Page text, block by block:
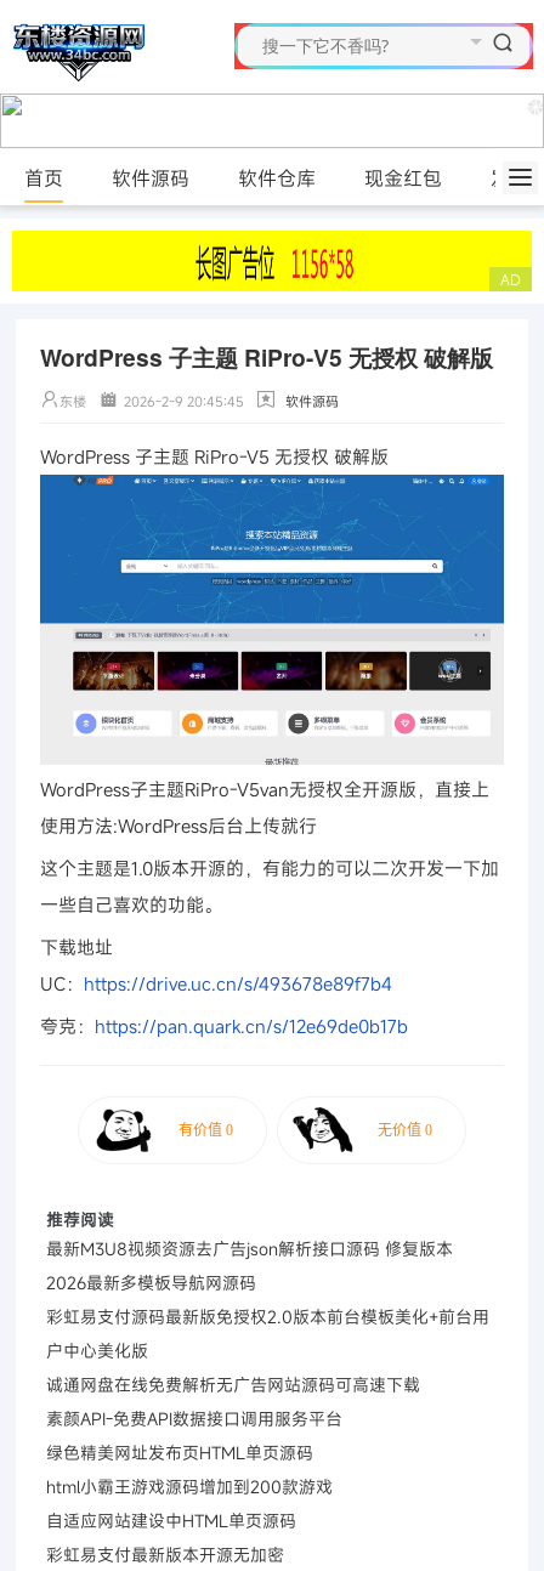
首页 软件源码 软件仓库 现金红包 发布
WordPress 子主题 RiPro-V5 无授权 破解版
东楼 2026-2-9 20:45:45 软件源码
WordPress 子主题 RiPro-V5 无授权 破解版
WordPress子主题RiPro-V5van无授权全开源版，直接上
使用方法:WordPress后台上传就行
这个主题是1.0版本开源的，有能力的可以二次开发一下加
一些自己喜欢的功能。
下载地址
UC： https://drive.uc.cn/s/493678e89f7b4
夸克： https://pan.quark.cn/s/12e69de0b17b
推荐阅读
最新M3U8视频资源去广告json解析接口源码 修复版本
2026最新多模板导航网源码
彩虹易支付源码最新版免授权2.0版本前台模板美化+前台用
户中心美化版
诚通网盘在线免费解析无广告网站源码可高速下载
素颜API-免费API数据接口调用服务平台
绿色精美网址发布页HTML单页源码
html小霸王游戏源码增加到200款游戏
自适应网站建设中HTML单页源码
彩虹易支付最新版本开源无加密